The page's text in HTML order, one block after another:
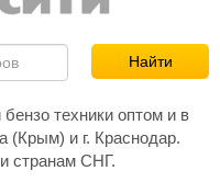
техники оптом и в
(Крым) и г. Краснодар.
странам СНГ.